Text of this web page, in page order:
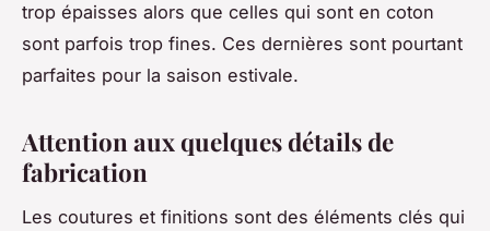
trop épaisses alors que celles qui sont en coton
sont parfois trop fines. Ces dernières sont pourtant
parfaites pour la saison estivale.
Attention aux quelques détails de
fabrication
Les coutures et finitions sont des éléments clés qui